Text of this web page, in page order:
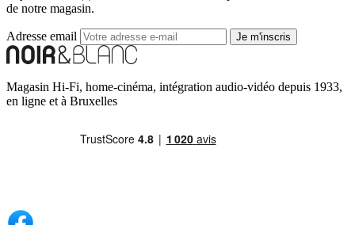
de notre magasin.
Adresse email Je m'inscris
Magasin Hi-Fi, home-cinéma, intégration audio-vidéo depuis 1933,
en ligne et à Bruxelles